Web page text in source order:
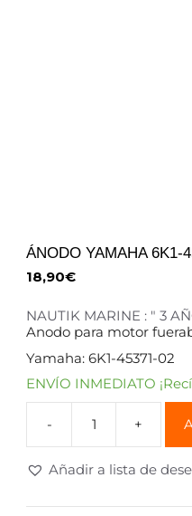
ÁNODO YAMAHA 6K1-
18,90€
NAUTIK MARINE : " 3
Anodo para motor
Yamaha: 6K1-45371-02
ENVÍO INMEDIATO
Añadir a lista de